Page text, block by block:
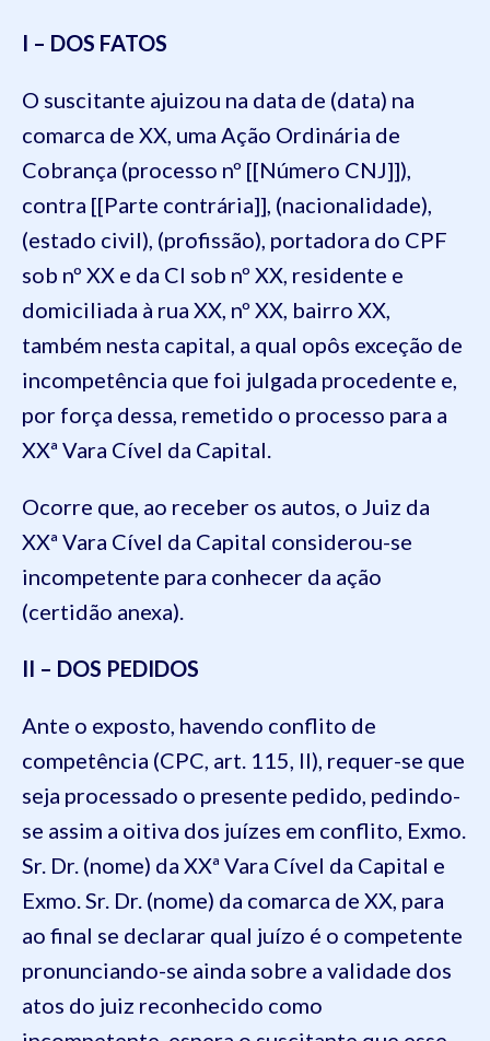
I – DOS FATOS
O suscitante ajuizou na data de (data) na
comarca de XX, uma Ação Ordinária de
Cobrança (processo nº [[Número CNJ]]),
contra [[Parte contrária]], (nacionalidade),
(estado civil), (profissão), portadora do CPF
sob nº XX e da CI sob nº XX, residente e
domiciliada à rua XX, nº XX, bairro XX,
também nesta capital, a qual opôs exceção de
incompetência que foi julgada procedente e,
por força dessa, remetido o processo para a
XXª Vara Cível da Capital.
Ocorre que, ao receber os autos, o Juiz da
XXª Vara Cível da Capital considerou-se
incompetente para conhecer da ação
(certidão anexa).
II – DOS PEDIDOS
Ante o exposto, havendo conflito de
competência (CPC, art. 115, II), requer-se que
seja processado o presente pedido, pedindo-
se assim a oitiva dos juízes em conflito, Exmo.
Sr. Dr. (nome) da XXª Vara Cível da Capital e
Exmo. Sr. Dr. (nome) da comarca de XX, para
ao final se declarar qual juízo é o competente
pronunciando-se ainda sobre a validade dos
atos do juiz reconhecido como